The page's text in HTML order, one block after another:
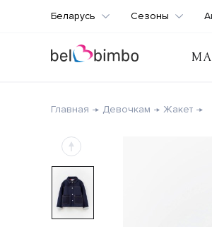
Беларусь Сезоны
Главная Девочкам Жакет